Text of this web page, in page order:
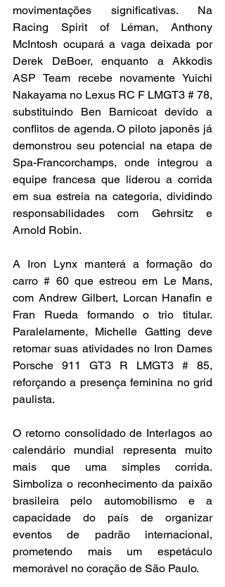
movimentações significativas. Na
Racing Spirit of Léman, Anthony
McIntosh ocupará a vaga deixada por
Derek DeBoer, enquanto a Akkodis
ASP Team recebe novamente Yuichi
Nakayama no Lexus RC F LMGT3 # 78,
substituindo Ben Barnicoat devido a
conflitos de agenda. O piloto japonês já
demonstrou seu potencial na etapa de
Spa-Francorchamps, onde integrou a
equipe francesa que liderou a corrida
em sua estreia na categoria, dividindo
responsabilidades com Gehrsitz e
Arnold Robin.
A Iron Lynx manterá a formação do
carro # 60 que estreou em Le Mans,
com Andrew Gilbert, Lorcan Hanafin e
Fran Rueda formando o trio titular.
Paralelamente, Michelle Gatting deve
retomar suas atividades no Iron Dames
Porsche 911 GT3 R LMGT3 # 85,
reforçando a presença feminina no grid
paulista.
O retorno consolidado de Interlagos ao
calendário mundial representa muito
mais que uma simples corrida.
Simboliza o reconhecimento da paixão
brasileira pelo automobilismo e a
capacidade do país de organizar
eventos de padrão internacional,
prometendo mais um espetáculo
memorável no coração de São Paulo.